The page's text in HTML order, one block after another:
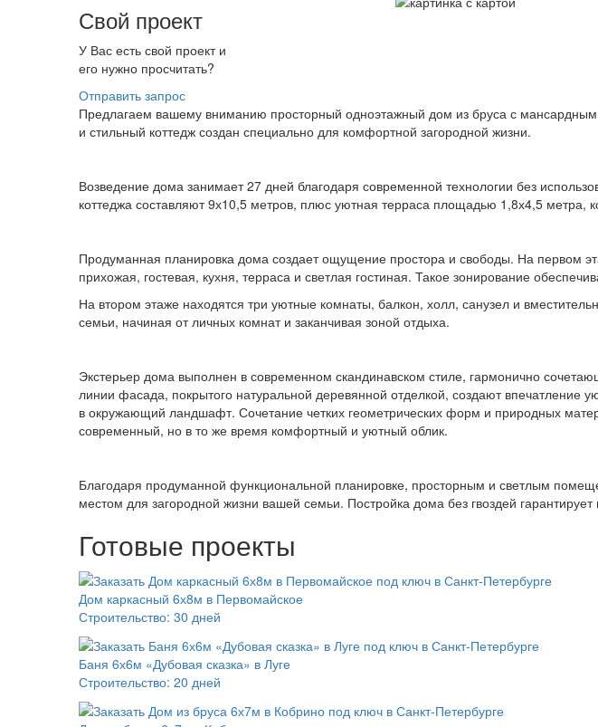
Свой проект
У Вас есть свой проект и
его нужно просчитать?
Отправить запрос
Предлагаем вашему вниманию просторный одноэтажный дом из бруса с
и стильный коттедж создан специально для комфортной загородной жизни.
Возведение дома занимает 27 дней благодаря современной технологии без
коттеджа составляют 9х10,5 метров, плюс уютная терраса площадью 1,8х4,5
Продуманная планировка дома создает ощущение простора и свободы. На первом
прихожая, гостевая, кухня, терраса и светлая гостиная. Такое зонирование
На втором этаже находятся три уютные комнаты, балкон, холл, санузел и
семьи, начиная от личных комнат и заканчивая зоной отдыха.
Экстерьер дома выполнен в современном скандинавском стиле, гармонично
линии фасада, покрытого натуральной деревянной отделкой, создают впечатление
в окружающий ландшафт. Сочетание четких геометрических форм и природных
современный, но в то же время комфортный и уютный облик.
Благодаря продуманной функциональной планировке, просторным и светлым
местом для загородной жизни вашей семьи. Постройка дома без гвоздей
Готовые проекты
Дом каркасный 6х8м в Первомайское
Строительство: 30 дней
Баня 6х6м «Дубовая сказка» в Луге
Строительство: 20 дней